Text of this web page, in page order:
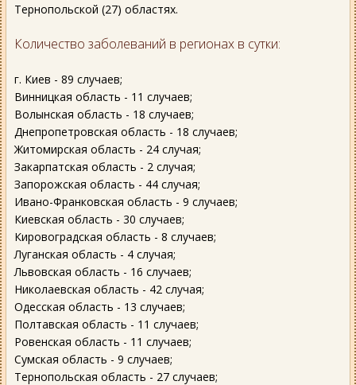
Тернопольской (27) областях.
Количество заболеваний в регионах в сутки:
г. Киев - 89 случаев;
Винницкая область - 11 случаев;
Волынская область - 18 случаев;
Днепропетровская область - 18 случаев;
Житомирская область - 24 случая;
Закарпатская область - 2 случая;
Запорожская область - 44 случая;
Ивано-Франковская область - 9 случаев;
Киевская область - 30 случаев;
Кировоградская область - 8 случаев;
Луганская область - 4 случая;
Львовская область - 16 случаев;
Николаевская область - 42 случая;
Одесская область - 13 случаев;
Полтавская область - 11 случаев;
Ровенская область - 11 случаев;
Сумская область - 9 случаев;
Тернопольская область - 27 случаев;